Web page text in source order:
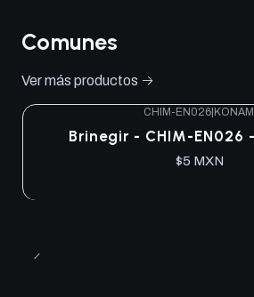
Comunes
Ver más productos
CHIM-EN026| KONAMI
Brinegir - CHIM-EN026
$5 MXN